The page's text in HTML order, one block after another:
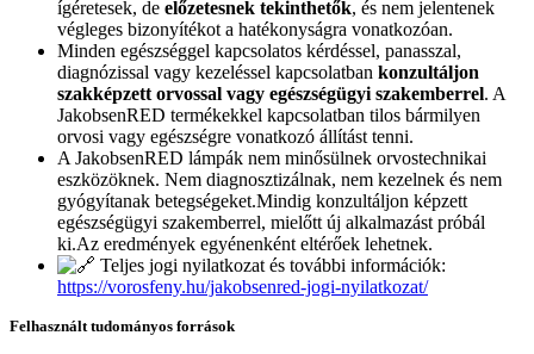
ígéretesek, de előzetesnek tekinthetők, és nem jelentenek
végleges bizonyítékot a hatékonyságra vonatkozóan.
Minden egészséggel kapcsolatos kérdéssel, panasszal,
diagnózissal vagy kezeléssel kapcsolatban konzultáljon
szakképzett orvossal vagy egészségügyi szakemberrel. A
JakobsenRED termékekkel kapcsolatban tilos bármilyen
orvosi vagy egészségre vonatkozó állítást tenni.
A JakobsenRED lámpák nem minősülnek orvostechnikai
eszközöknek. Nem diagnosztizálnak, nem kezelnek és nem
gyógyítanak betegségeket.Mindig konzultáljon képzett
egészségügyi szakemberrel, mielőtt új alkalmazást próbál
ki.Az eredmények egyénenként eltérőek lehetnek.
Teljes jogi nyilatkozat és további információk:
https://vorosfeny.hu/jakobsenred-jogi-nyilatkozat/
Felhasznált tudományos források